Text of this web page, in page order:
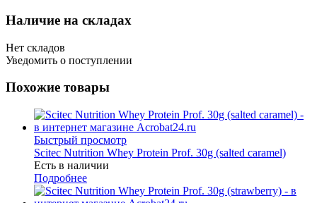
Наличие на складах
Нет складов
Уведомить о поступлении
Похожие товары
Быстрый просмотр
Scitec Nutrition Whey Protein Prof. 30g (salted caramel)
Есть в наличии
Подробнее